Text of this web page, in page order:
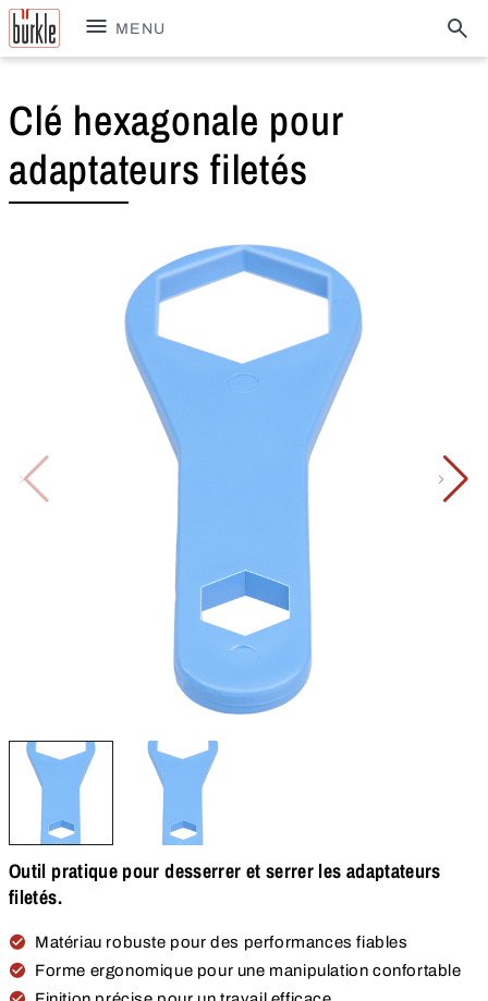
MENU
Clé hexagonale pour
adaptateurs filetés
Outil pratique pour desserrer et serrer les adaptateurs
filetés.
Matériau robuste pour des performances fiables
Forme ergonomique pour une manipulation confortable